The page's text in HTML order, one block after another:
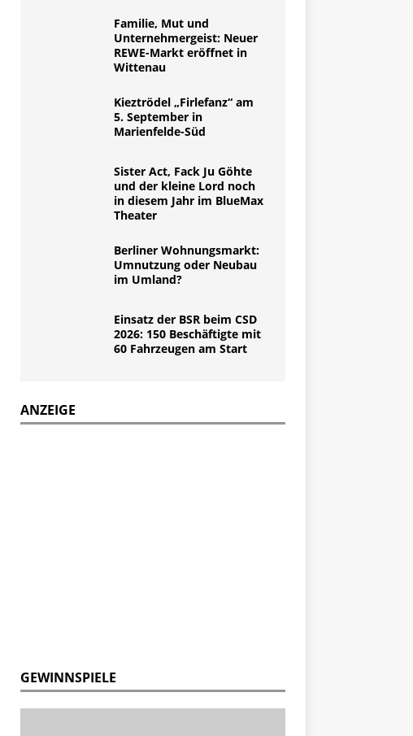
Familie, Mut und
Unternehmergeist: Neuer
REWE-Markt eröffnet in
Wittenau
Kieztrödel „Firlefanz“ am
5. September in
Marienfelde-Süd
Sister Act, Fack Ju Göhte
und der kleine Lord noch
in diesem Jahr im BlueMax
Theater
Berliner Wohnungsmarkt:
Umnutzung oder Neubau
im Umland?
Einsatz der BSR beim CSD
2026: 150 Beschäftigte mit
60 Fahrzeugen am Start
ANZEIGE
GEWINNSPIELE